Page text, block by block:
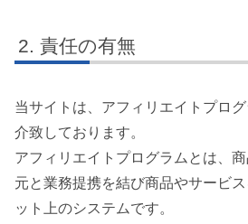
責任の有無
当サイトは、アフィリエイトプロ
介致しております。
アフィリエイトプログラムとは、
元と業務提携を結び商品やサービ
ット上のシステムです。